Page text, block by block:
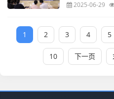
2025-06-29
1 2 3 4 5
10 下一页